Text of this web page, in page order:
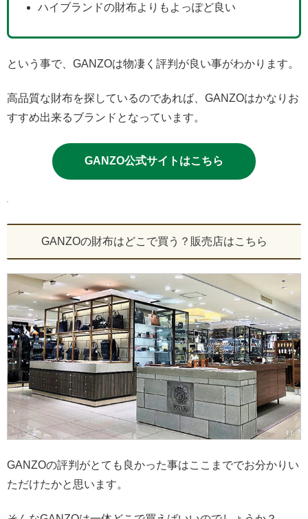
ハイブランドの財布よりもよっぽど良い
という事で、GANZOは物凄く評判が良い事がわかります。
高品質な財布を探しているのであれば、GANZOはかなりお
すすめ出来るブランドとなっています。
GANZO公式サイトはこちら
GANZOの財布はどこで買う？販売店はこちら
GANZOの評判がとても良かった事はここまででお分かりい
ただけたかと思います。